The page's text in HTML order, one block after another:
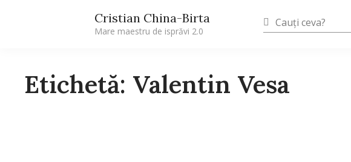
Cristian China-Birta
Mare maestru de isprăvi 2.0
Etichetă: Valentin Vesa